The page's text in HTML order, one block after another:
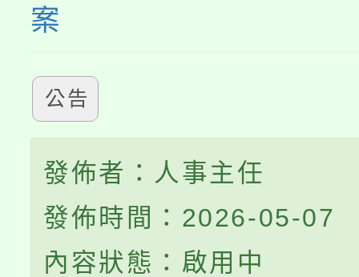
案
公告
發佈者：人事主任
發佈時間：2026-05-07
內容狀態：啟用中